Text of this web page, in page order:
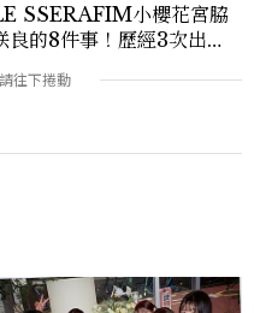
SSERAFIM小櫻花宮脇
良的8件事！歷經3次出
、靠「這招」養成17吋螞蟻